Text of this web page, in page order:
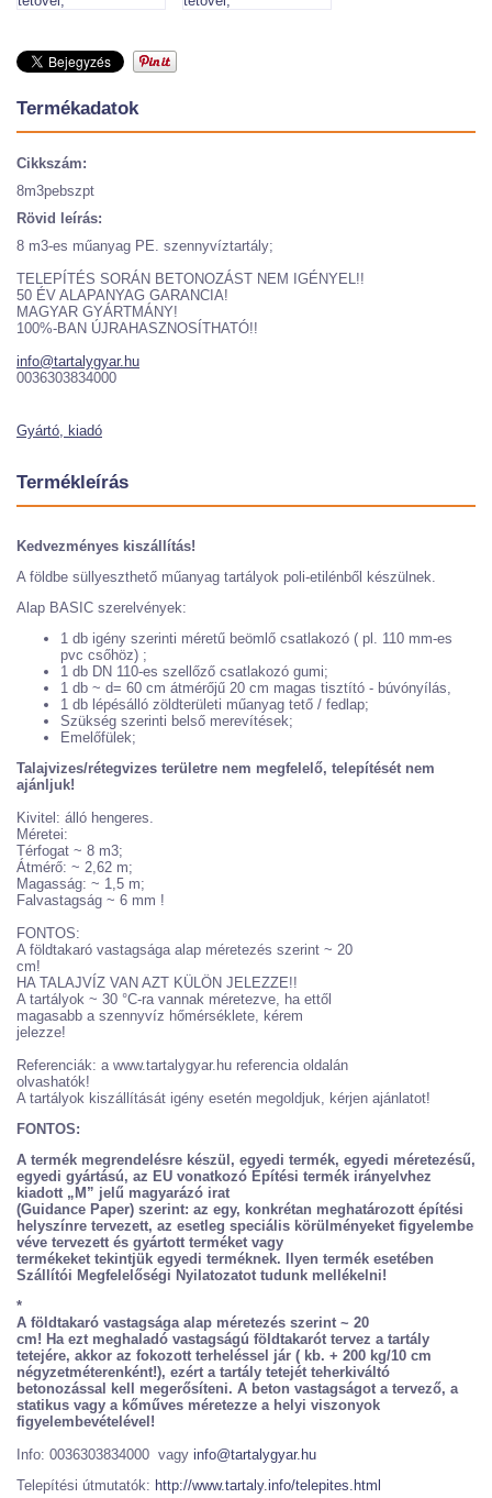
Termékadatok
Cikkszám:
8m3pebszpt
Rövid leírás:
8 m3-es műanyag PE. szennyvíztartály;
TELEPÍTÉS SORÁN BETONOZÁST NEM IGÉNYEL!!
50 ÉV ALAPANYAG GARANCIA!
MAGYAR GYÁRTMÁNY!
100%-BAN ÚJRAHASZNOSÍTHATÓ!!
info@tartalygyar.hu
0036303834000
Gyártó, kiadó
Termékleírás
Kedvezményes kiszállítás!
A földbe süllyeszthető műanyag tartályok poli-etilénből készülnek.
Alap BASIC szerelvények:
1 db igény szerinti méretű beömlő csatlakozó ( pl. 110 mm-es
pvc csőhöz) ;
1 db DN 110-es szellőző csatlakozó gumi;
1 db ~ d= 60 cm átmérőjű 20 cm magas tisztító - búvónyílás,
1 db lépésálló zöldterületi műanyag tető / fedlap;
Szükség szerinti belső merevítések;
Emelőfülek;
Talajvizes/rétegvizes területre nem megfelelő, telepítését nem
ajánljuk!
Kivitel: álló hengeres.
Méretei:
Térfogat ~ 8 m3;
Átmérő: ~ 2,62 m;
Magasság: ~ 1,5 m;
Falvastagság ~ 6 mm !
FONTOS:
A földtakaró vastagsága alap méretezés szerint ~ 20
cm!
HA TALAJVÍZ VAN AZT KÜLÖN JELEZZE!!
A tartályok ~ 30 °C-ra vannak méretezve, ha ettől
magasabb a szennyvíz hőmérséklete, kérem
jelezze!
Referenciák: a www.tartalygyar.hu referencia oldalán
olvashatók!
A tartályok kiszállítását igény esetén megoldjuk, kérjen ajánlatot!
FONTOS:
A termék megrendelésre készül, egyedi termék, egyedi méretezésű,
egyedi gyártású, az EU vonatkozó Építési termék irányelvhez
kiadott „M” jelű magyarázó irat
(Guidance Paper) szerint: az egy, konkrétan meghatározott építési
helyszínre tervezett, az esetleg speciális körülményeket figyelembe
véve tervezett és gyártott terméket vagy
termékeket tekintjük egyedi terméknek. Ilyen termék esetében
Szállítói Megfelelőségi Nyilatozatot tudunk mellékelni!
*
A földtakaró vastagsága alap méretezés szerint ~ 20
cm! Ha ezt meghaladó vastagságú földtakarót tervez a tartály
tetejére, akkor az fokozott terheléssel jár ( kb. + 200 kg/10 cm
négyzetméterenként!), ezért a tartály tetejét teherkiváltó
betonozással kell megerősíteni. A beton vastagságot a tervező, a
statikus vagy a kőműves méretezze a helyi viszonyok
figyelembevételével!
Info: 0036303834000 vagy info@tartalygyar.hu
Telepítési útmutatók: http://www.tartaly.info/telepites.html